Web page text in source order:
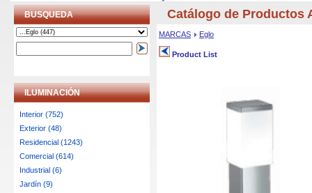
BUSQUEDA
ILUMINACIÓN
Interior (752)
Exterior (48)
Residencial (1243)
Comercial (614)
Industrial (6)
Jardín (9)
Catálogo de Productos
MARCAS Eglo
Product List